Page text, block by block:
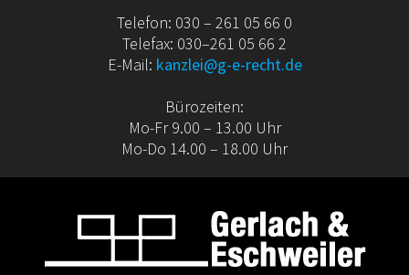
Telefon: 030 – 261 05 66 0
Telefax: 030–261 05 66 2
E-Mail: kanzlei@g-e-recht.de
Bürozeiten:
Mo-Fr 9.00 – 13.00 Uhr
Mo-Do 14.00 – 18.00 Uhr